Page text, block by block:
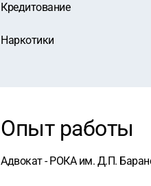
Кредитование
Наркотики
Опыт работы
Адвокат - РОКА им. Д.П.